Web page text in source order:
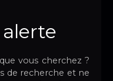
vous cherchez ?
de recherche et ne